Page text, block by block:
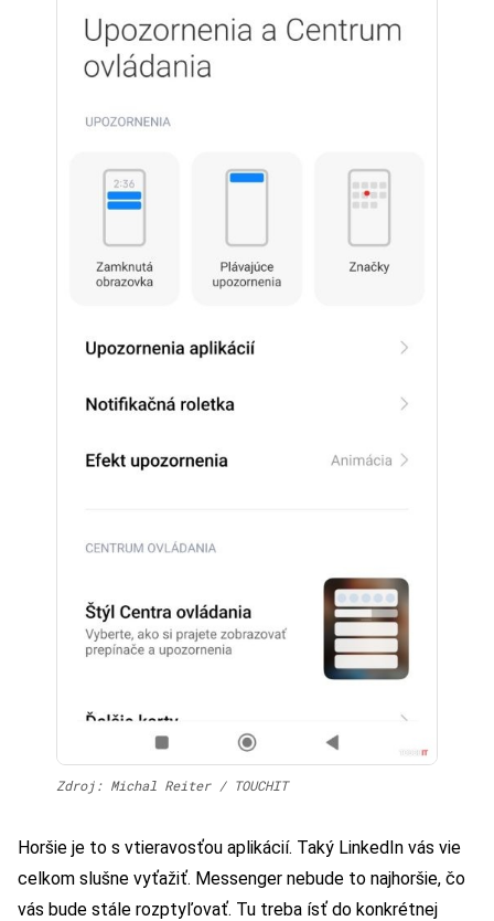
Zdroj: Michal Reiter / TOUCHIT
Horšie je to s vtieravosťou aplikácií. Taký LinkedIn vás vie
celkom slušne vyťažiť. Messenger nebude to najhoršie, čo
vás bude stále rozptyľovať. Tu treba ísť do konkrétnej